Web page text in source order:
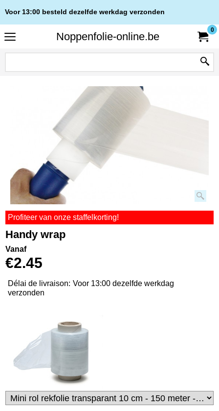
Voor 13:00 besteld dezelfde werkdag verzonden
Noppenfolie-online.be
0
Profiteer van onze staffelkorting!
Handy wrap
Vanaf
€2.45
Délai de livraison: Voor 13:00 dezelfde werkdag
verzonden